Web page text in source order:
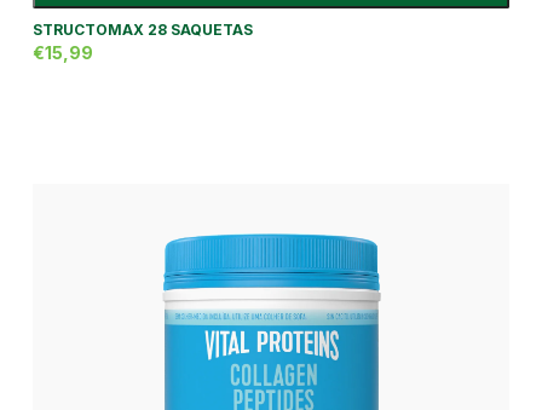
STRUCTOMAX 28 SAQUETAS
€15,99